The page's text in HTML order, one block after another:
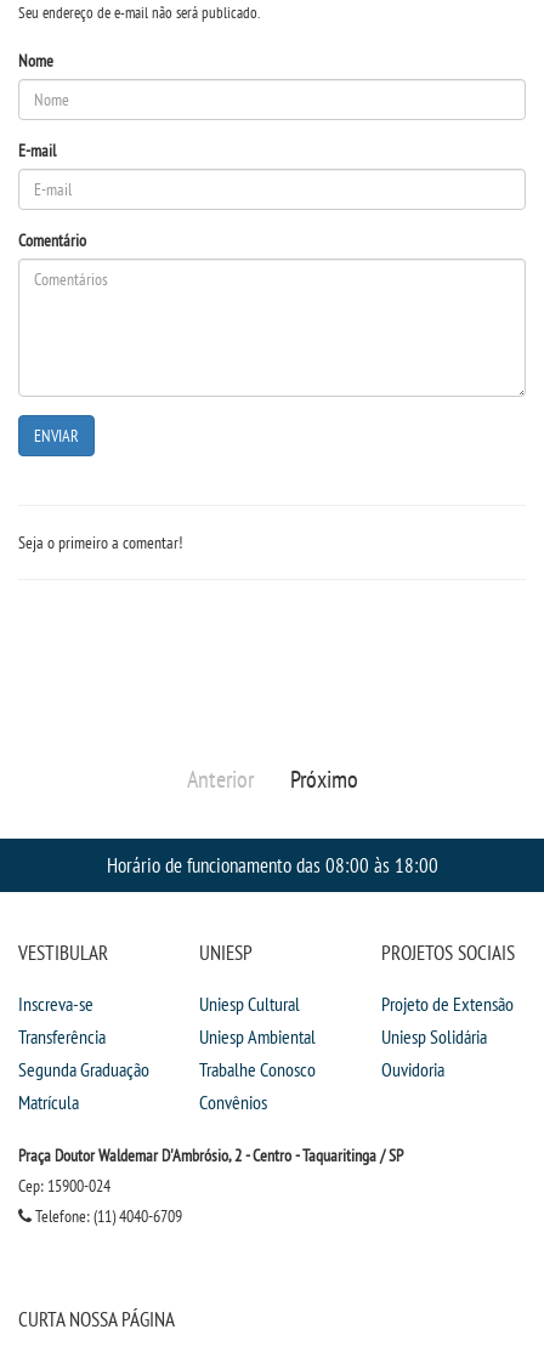
WEBMAIL
PORTAL DE PROFESSORES/ACADÊMICO
CONTATO
IMPRENSA
Seu endereço de e-mail não será publicado.
Nome
E-mail
Comentário
Seja o primeiro a comentar!
Anterior Próximo
Horário de funcionamento das 08:00 às 18:00
VESTIBULAR
Inscreva-se
Transferência
Segunda Graduação
Matrícula
UNIESP
Uniesp Cultural
Uniesp Ambiental
Trabalhe Conosco
Convênios
PROJETOS SOCIAIS
Projeto de Extensão
Uniesp Solidária
Ouvidoria
Praça Doutor Waldemar D'Ambrósio, 2 - Centro - Taquaritinga / SP
Cep: 15900-024
Telefone: (11) 4040-6709
CURTA NOSSA PÁGINA